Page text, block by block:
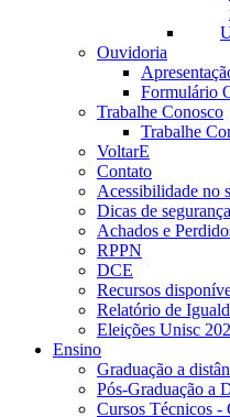
Ouvidoria
Formulário
Trabalhe Conosco
Trabalhe
VoltarE
Contato
Acessibilidade no
Dicas de
Achados e
RPPN
DCE
Recursos
Relatório de
Eleições Unisc
Ensino
Graduação a
Pós-Graduação a
Cursos Técnicos -